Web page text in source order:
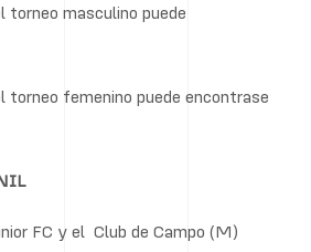
torneo masculino puede
torneo femenino puede encontrase
FC y el Club de Campo (M)